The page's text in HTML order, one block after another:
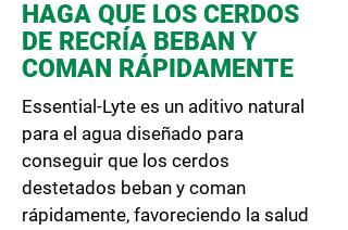
HAGA QUE LOS CERDOS
DE RECRÍA BEBAN Y
COMAN RÁPIDAMENTE
Essential-Lyte es un aditivo natural
para el agua diseñado para
conseguir que los cerdos
destetados beban y coman
rápidamente, favoreciendo la salud